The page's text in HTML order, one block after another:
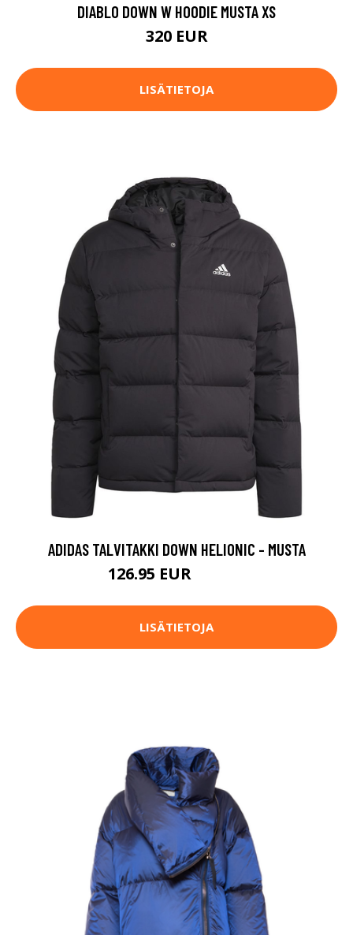
DIABLO DOWN W HOODIE MUSTA XS
320 EUR
LISÄTIETOJA
ADIDAS TALVITAKKI DOWN HELIONIC - MUSTA
126.95 EUR
LISÄTIETOJA